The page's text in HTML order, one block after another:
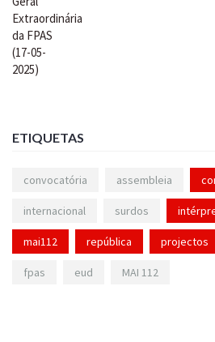
ETIQUETAS
convocatória assembleia
internacional surdos
mai112 república projectos
fpas eud MAI 112